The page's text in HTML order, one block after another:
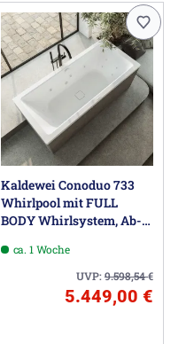
Kaldewei Conoduo 733
Whirlpool mit FULL
BODY Whirlsystem, Ab-
Wassereinlauf, Perl-
ca. 1 Woche
UVP:9.598,54€
5.449,00 €